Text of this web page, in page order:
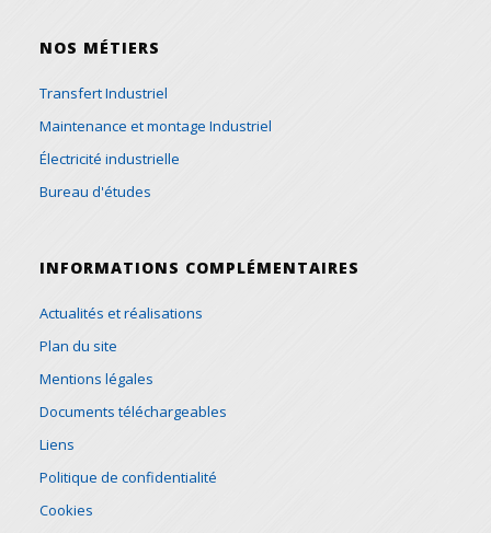
NOS MÉTIERS
Transfert Industriel
Maintenance et montage Industriel
Électricité industrielle
Bureau d'études
INFORMATIONS COMPLÉMENTAIRES
Actualités et réalisations
Plan du site
Mentions légales
Documents téléchargeables
Liens
Politique de confidentialité
Cookies